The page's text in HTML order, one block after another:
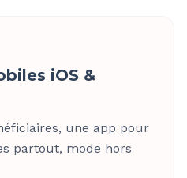
iOS &
une app pour
partout, mode hors